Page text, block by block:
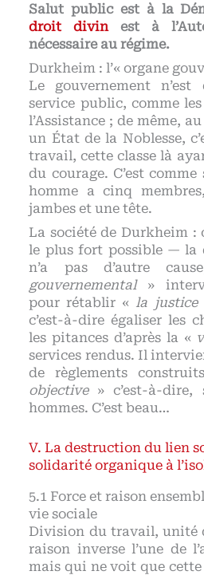
Salut public est à la
droit divinest à
nécessaire au régime.
Durkheim : l’« organe
Le gouvernement n’est
service public, comme
l’Assistance ; de même,
un État de la Noblesse,
travail, cette classe là
du courage. C’est
homme a cinq
jambes et une tête.
La société de Durkheim
le plus fort possible —
n’a pas d’autre
gouvernemental»
pour rétablir « la justice
c’est-à-dire égaliser les
les pitances d’après la «
services rendus. Il
de règlements
objective» c’est-à-dire,
hommes. C’est beau…
La destruction du lien
solidarité organique à
Force et raison
vie sociale
Division du travail, unité
raison inverse l’une de
mais qui ne voit que